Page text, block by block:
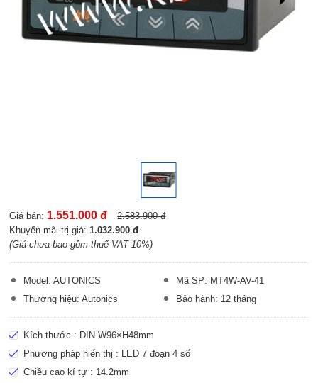
Giá bán: 1.551.000 đ
2.583.900 đ
Khuyến mãi trị giá:1.032.900 đ
(Giá chưa bao gồm thuế VAT 10%)
Model: AUTONICS
Mã SP: MT4W-AV-41
Thương hiệu: Autonics
Bảo hành: 12 tháng
Kích thước : DIN W96×H48mm
Phương pháp hiển thị : LED 7 đoạn 4 số
Chiều cao kí tự : 14.2mm